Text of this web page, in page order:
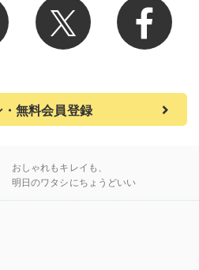
・無料会員登録
おしゃれもキレイも、
明日のワタシにちょうどいい